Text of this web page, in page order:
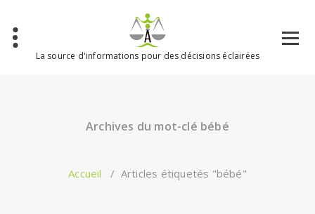
contenu
La source d'informations pour des décisions éclairées
Archives du mot-clé bébé
Accueil / Articles étiquetés "bébé"